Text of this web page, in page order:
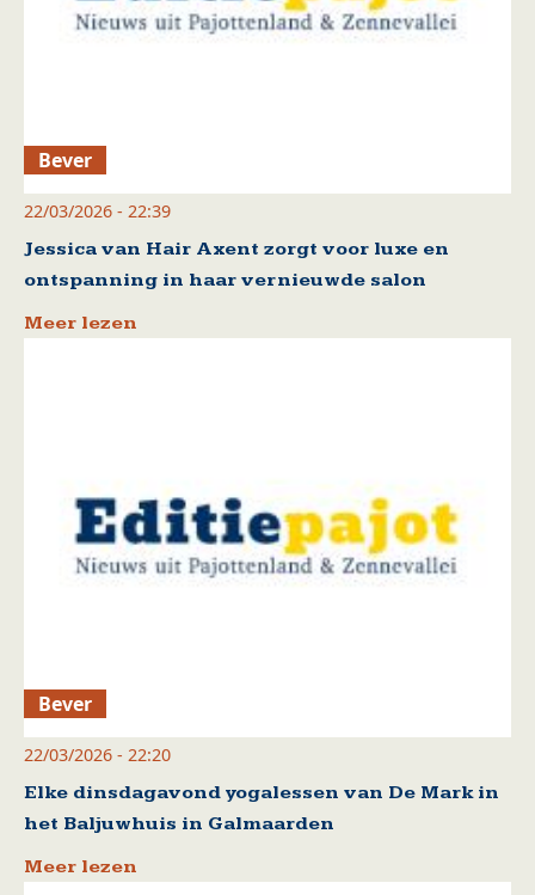
Bever
22/03/2026 - 22:39
Jessica van Hair Axent zorgt voor luxe en
ontspanning in haar vernieuwde salon
Meer lezen
Bever
22/03/2026 - 22:20
Elke dinsdagavond yogalessen van De Mark in
het Baljuwhuis in Galmaarden
Meer lezen